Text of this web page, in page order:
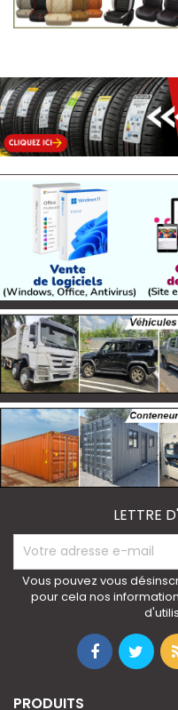
LETTRE
Vous pouvez vous
pour cela nos
PRODUITS